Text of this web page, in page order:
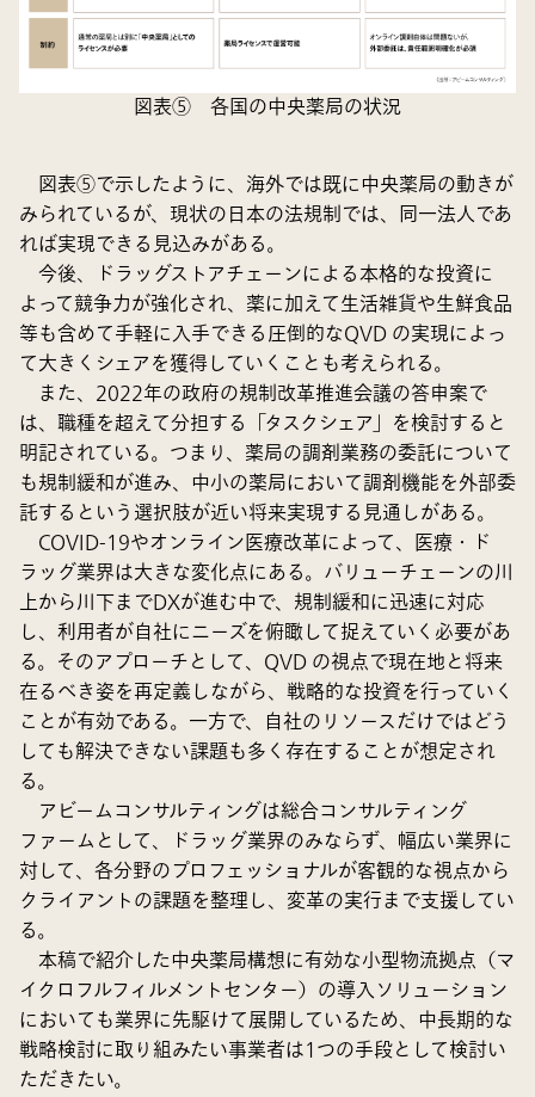
図表⑤ 各国の中央薬局の状況
図表⑤で示したように、海外では既に中央薬局の動きが
みられているが、現状の日本の法規制では、同一法人であ
れば実現できる見込みがある。
今後、ドラッグストアチェーンによる本格的な投資に
よって競争力が強化され、薬に加えて生活雑貨や生鮮食品
等も含めて手軽に入手できる圧倒的なQVD の実現によっ
て大きくシェアを獲得していくことも考えられる。
また、2022年の政府の規制改革推進会議の答申案で
は、職種を超えて分担する「タスクシェア」を検討すると
明記されている。つまり、薬局の調剤業務の委託について
も規制緩和が進み、中小の薬局において調剤機能を外部委
託するという選択肢が近い将来実現する見通しがある。
COVID-19やオンライン医療改革によって、医療・ド
ラッグ業界は大きな変化点にある。バリューチェーンの川
上から川下までDXが進む中で、規制緩和に迅速に対応
し、利用者が自社にニーズを俯瞰して捉えていく必要があ
る。そのアプローチとして、QVD の視点で現在地と将来
在るべき姿を再定義しながら、戦略的な投資を行っていく
ことが有効である。一方で、自社のリソースだけではどう
しても解決できない課題も多く存在することが想定され
る。
アビームコンサルティングは総合コンサルティング
ファームとして、ドラッグ業界のみならず、幅広い業界に
対して、各分野のプロフェッショナルが客観的な視点から
クライアントの課題を整理し、変革の実行まで支援してい
る。
本稿で紹介した中央薬局構想に有効な小型物流拠点（マ
イクロフルフィルメントセンター）の導入ソリューション
においても業界に先駆けて展開しているため、中長期的な
戦略検討に取り組みたい事業者は1つの手段として検討い
ただきたい。